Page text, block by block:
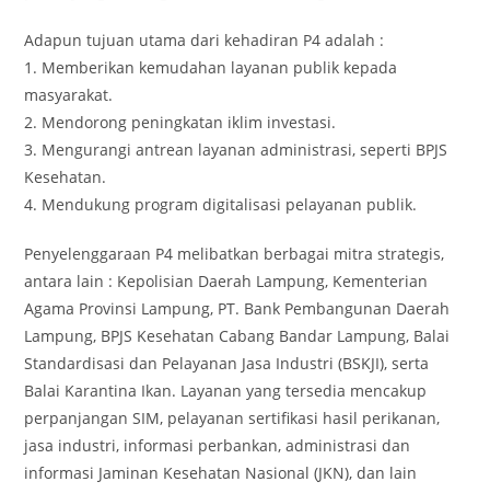
Adapun tujuan utama dari kehadiran P4 adalah :
1. Memberikan kemudahan layanan publik kepada
masyarakat.
2. Mendorong peningkatan iklim investasi.
3. Mengurangi antrean layanan administrasi, seperti BPJS
Kesehatan.
4. Mendukung program digitalisasi pelayanan publik.
Penyelenggaraan P4 melibatkan berbagai mitra strategis,
antara lain : Kepolisian Daerah Lampung, Kementerian
Agama Provinsi Lampung, PT. Bank Pembangunan Daerah
Lampung, BPJS Kesehatan Cabang Bandar Lampung, Balai
Standardisasi dan Pelayanan Jasa Industri (BSKJI), serta
Balai Karantina Ikan. Layanan yang tersedia mencakup
perpanjangan SIM, pelayanan sertifikasi hasil perikanan,
jasa industri, informasi perbankan, administrasi dan
informasi Jaminan Kesehatan Nasional (JKN), dan lain